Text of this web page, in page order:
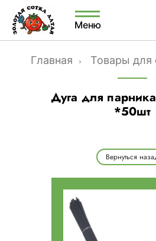
Меню
Главная Товары для
Дуга для
*50шт
Вернуться